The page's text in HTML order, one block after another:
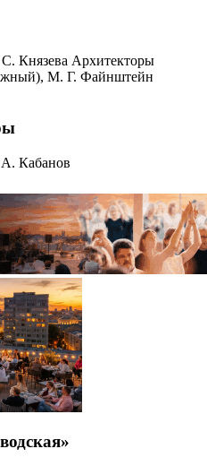
Князева Архитекторы
М. Г. Файнштейн
Кабанов